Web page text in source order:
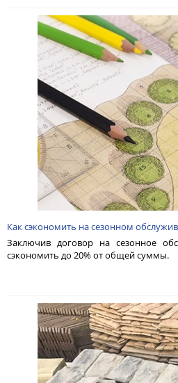
Как сэкономить на сезонном
Заключив договор на сезонное
сэкономить до 20% от общей суммы.